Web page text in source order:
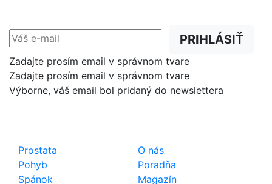
PRIHLÁSIŤ
Zadajte prosím email v správnom tvare
Zadajte prosím email v správnom tvare
Výborne, váš email bol pridaný do newslettera
Prostata
Pohyb
Spánok
O nás
Poradňa
Magazín